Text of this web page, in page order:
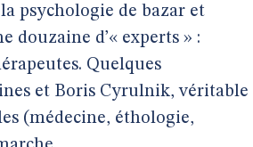
psychologie de bazar et
douzaine d’« experts » :
Quelques
et Boris Cyrulnik, véritable
(médecine, éthologie,